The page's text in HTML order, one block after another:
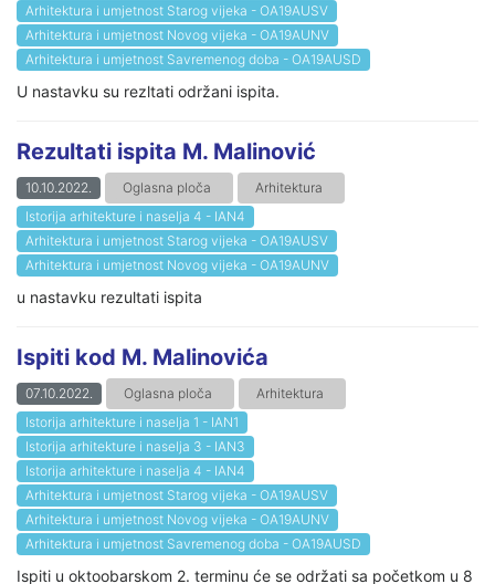
Arhitektura i umjetnost Starog vijeka - OA19AUSV
Arhitektura i umjetnost Novog vijeka - OA19AUNV
Arhitektura i umjetnost Savremenog doba - OA19AUSD
U nastavku su rezltati održani ispita.
Rezultati ispita M. Malinović
10.10.2022. Oglasna ploča
Arhitektura
Istorija arhitekture i naselja 4 - IAN4
Arhitektura i umjetnost Starog vijeka - OA19AUSV
Arhitektura i umjetnost Novog vijeka - OA19AUNV
u nastavku rezultati ispita
Ispiti kod M. Malinovića
07.10.2022. Oglasna ploča
Arhitektura
Istorija arhitekture i naselja 1 - IAN1
Istorija arhitekture i naselja 3 - IAN3
Istorija arhitekture i naselja 4 - IAN4
Arhitektura i umjetnost Starog vijeka - OA19AUSV
Arhitektura i umjetnost Novog vijeka - OA19AUNV
Arhitektura i umjetnost Savremenog doba - OA19AUSD
Ispiti u oktoobarskom 2. terminu će se održati sa početkom u 8